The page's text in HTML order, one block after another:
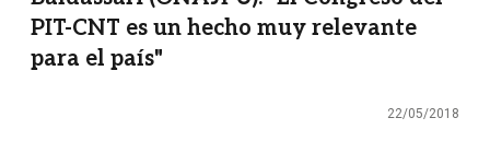
PIT-CNT es un hecho muy relevante
para el país"
22/05/2018